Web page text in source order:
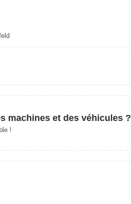
machines et des véhicules ?
!